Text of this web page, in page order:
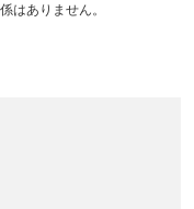
はありません。